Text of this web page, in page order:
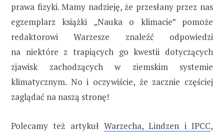
prawa fizyki. Mamy nadzieję, że przesłany przez nas
egzemplarz książki „Nauka o klimacie” pomoże
redaktorowi Warzesze znaleźć odpowiedzi
na niektóre z trapiących go kwestii dotyczących
zjawisk zachodzących w ziemskim systemie
klimatycznym. No i oczywiście, że zacznie częściej
zaglądać na naszą stronę!
Polecamy też artykuł Warzecha, Lindzen i IPCC,